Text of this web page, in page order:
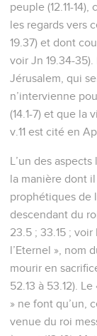
peuple (12.11-
les regards vers
19.37) et dont
voir Jn 19.34-
Jérusalem, qui
n’intervienne
(14.1-7) et que la
v.11 est cité en
L’un des
la manière dont
prophétiques de
descendant du
23.5 ; 33.15 ; voir
l’Eternel », nom
mourir en
52.13 à 53.12).
» ne font qu’un,
venue du roi